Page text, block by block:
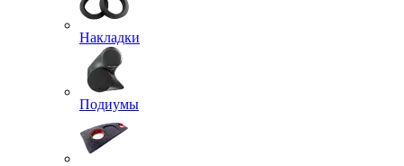
Накладки
Подиумы